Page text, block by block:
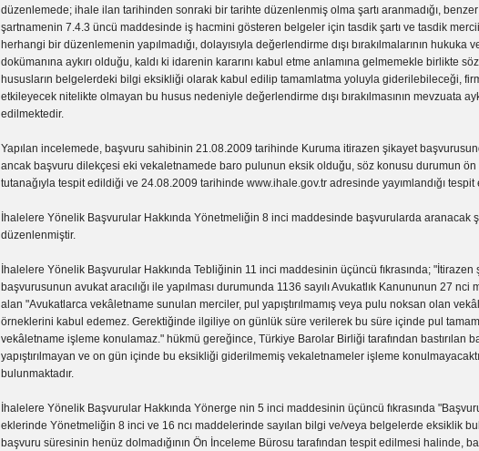
düzenlemede; ihale ilan tarihinden sonraki bir tarihte düzenlenmiş olma şartı aranmadığı,
şartnamenin 7.4.3 üncü maddesinde iş hacmini gösteren belgeler için tasdik şartı ve tasdik
herhangi bir düzenlemenin yapılmadığı, dolayısıyla değerlendirme dışı bırakılmalarının hukuka
dokümanına aykırı olduğu, kaldı ki idarenin kararını kabul etme anlamına gelmemekle birlikte
hususların belgelerdeki bilgi eksikliği olarak kabul edilip tamamlatma yoluyla giderilebileceği,
etkileyecek nitelikte olmayan bu husus nedeniyle değerlendirme dışı bırakılmasının mevzuata
edilmektedir.
Yapılan incelemede, başvuru sahibinin 21.08.2009 tarihinde Kuruma itirazen şikayet
ancak başvuru dilekçesi eki vekaletnamede baro pulunun eksik olduğu, söz konusu durumun
tutanağıyla tespit edildiği ve 24.08.2009 tarihinde www.ihale.gov.tr adresinde yayımlandığı tespit
İhalelere Yönelik Başvurular Hakkında Yönetmeliğin 8 inci maddesinde başvurularda aranacak
düzenlenmiştir.
İhalelere Yönelik Başvurular Hakkında Tebliğinin 11 inci maddesinin üçüncü fıkrasında; "İtirazen
başvurusunun avukat aracılığı ile yapılması durumunda 1136 sayılı Avukatlık Kanununun 27 nci
alan "Avukatlarca vekâletname sunulan merciler, pul yapıştırılmamış veya pulu noksan olan
örneklerini kabul edemez. Gerektiğinde ilgiliye on günlük süre verilerek bu süre içinde pul
vekâletname işleme konulamaz." hükmü gereğince, Türkiye Barolar Birliği tarafından bastırılan
yapıştırılmayan ve on gün içinde bu eksikliği giderilmemiş vekaletnameler işleme
bulunmaktadır.
İhalelere Yönelik Başvurular Hakkında Yönerge nin 5 inci maddesinin üçüncü fıkrasında
eklerinde Yönetmeliğin 8 inci ve 16 ncı maddelerinde sayılan bilgi ve/veya belgelerde eksiklik
başvuru süresinin henüz dolmadığının Ön İnceleme Bürosu tarafından tespit edilmesi halinde,